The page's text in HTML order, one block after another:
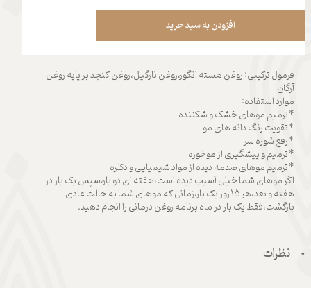
افزودن به سبد خرید
فرمول ترکیبی: روغن هسته انگور،روغن نارگیل،روغن کنجد بر پایه روغن
آرگان
موارد استفاده:
*ترمیم موهای خشک و شکننده
*تقویت رنگ دانه های مو
*رفع شوره سر
*ترمیم و پیشگیری از موخوره
*ترمیم موهای صدمه دیده از مواد شیمیایی و دکلره
اگر موهای شما خیلی آسیب دیده است،هفته ای دو بار،سپس یک بار در
هفته و بعد،هر 15 روز یک بار،زمانی که موهای شما به حالت عادی
بازگشت،فقط یک بار در ماه برنامه روغن درمانی را انجام دهید.
نظرات